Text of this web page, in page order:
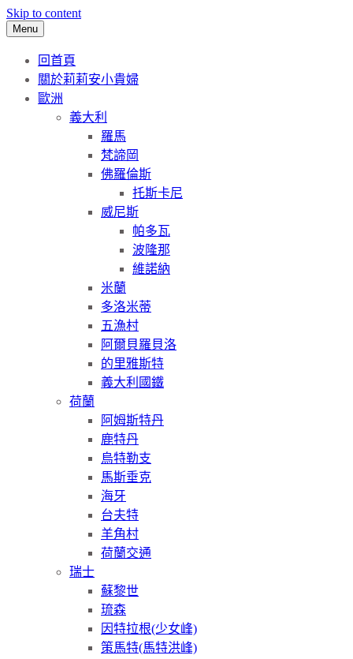
Skip to content
Menu
回首頁
關於莉莉安小貴婦
歐洲
義大利
羅馬
梵諦岡
佛羅倫斯
托斯卡尼
威尼斯
帕多瓦
波隆那
維諾納
米蘭
多洛米蒂
五漁村
阿爾貝羅貝洛
的里雅斯特
義大利國鐵
荷蘭
阿姆斯特丹
鹿特丹
烏特勒支
馬斯垂克
海牙
台夫特
羊角村
荷蘭交通
瑞士
蘇黎世
琉森
因特拉根(少女峰)
策馬特(馬特洪峰)